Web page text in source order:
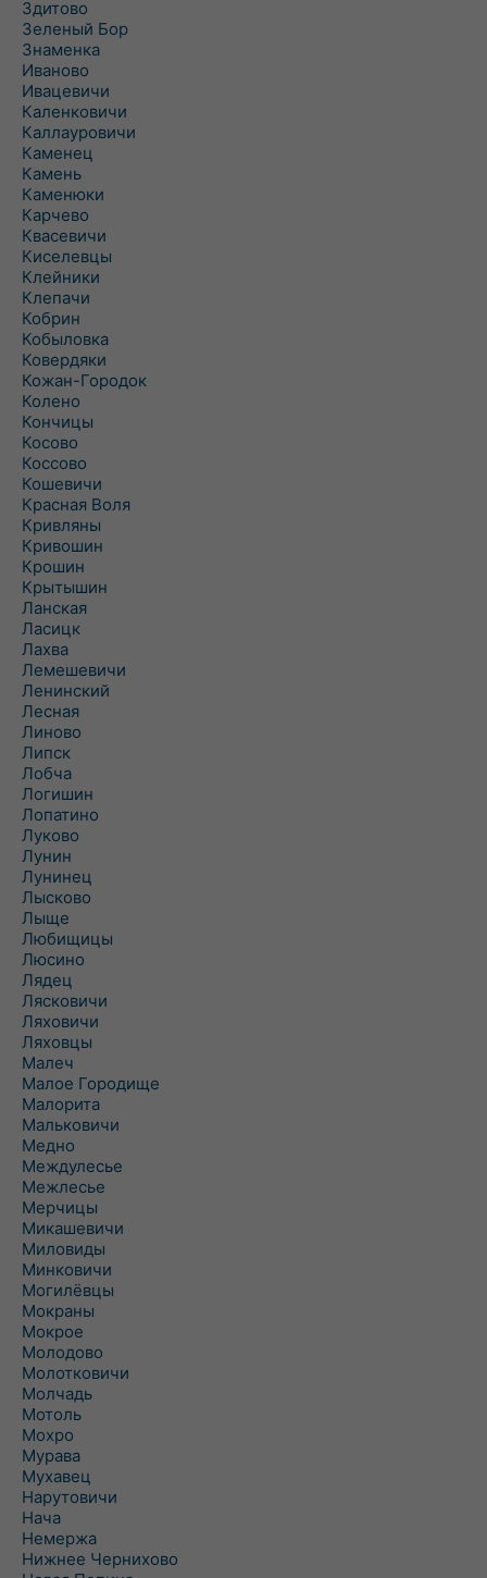
Здитово
Зеленый Бор
Знаменка
Иваново
Ивацевичи
Каленковичи
Каллауровичи
Каменец
Камень
Каменюки
Карчево
Квасевичи
Киселевцы
Клейники
Клепачи
Кобрин
Кобыловка
Ковердяки
Кожан-Городок
Колено
Кончицы
Косово
Коссово
Кошевичи
Красная Воля
Кривляны
Кривошин
Крошин
Крытышин
Ланская
Ласицк
Лахва
Лемешевичи
Ленинский
Лесная
Линово
Липск
Лобча
Логишин
Лопатино
Луково
Лунин
Лунинец
Лысково
Лыще
Любищицы
Люсино
Лядец
Лясковичи
Ляховичи
Ляховцы
Малеч
Малое Городище
Малорита
Мальковичи
Медно
Междулесье
Межлесье
Мерчицы
Микашевичи
Миловиды
Минковичи
Могилёвцы
Мокраны
Мокрое
Молодово
Молотковичи
Молчадь
Мотоль
Мохро
Мурава
Мухавец
Нарутовичи
Нача
Немержа
Нижнее Чернихово